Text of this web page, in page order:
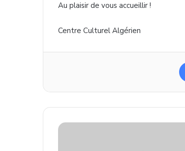
Au plaisir de vous accueillir !
Centre Culturel Algérien